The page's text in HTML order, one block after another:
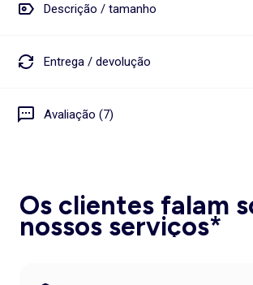
Descrição / tamanho
Entrega / devolução
Avaliação (7)
Os clientes falam
nossos serviços*